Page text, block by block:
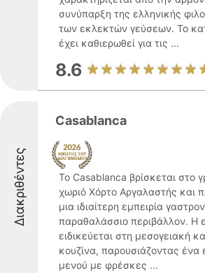
συνύπαρξη της ελληνικής
των εκλεκτών γεύσεων. Το
έχει καθιερωθεί για τις ...
8.6
Διακριθέντες
Casablanca
Το Casablanca βρίσκεται στο
χωριό Χόρτο Αργαλαστής και
μια ιδιαίτερη εμπειρία
παραθαλάσσιο περιβάλλον. Η
ειδικεύεται στη μεσογειακή
κουζίνα, παρουσιάζοντας ένα
μενού με φρέσκες ...